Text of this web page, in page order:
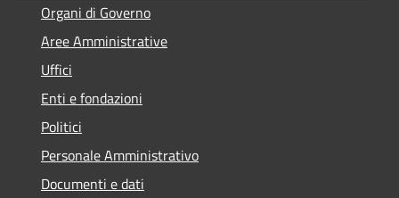
Organi di Governo
Aree Amministrative
Uffici
Enti e fondazioni
Politici
Personale Amministrativo
Documenti e dati